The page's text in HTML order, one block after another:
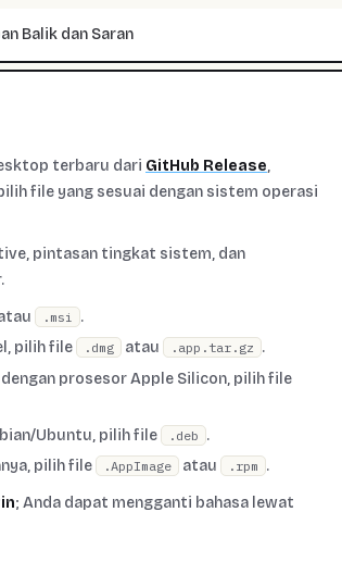
Balik dan Saran
terbaru dari GitHub Release,
file yang sesuai dengan sistem operasi
pintasan tingkat sistem, dan
.msi .
pilih file .dmg atau .app.tar.gz .
prosesor Apple Silicon, pilih file
Ubuntu, pilih file .deb .
pilih file .AppImage atau .rpm .
; Anda dapat mengganti bahasa lewat